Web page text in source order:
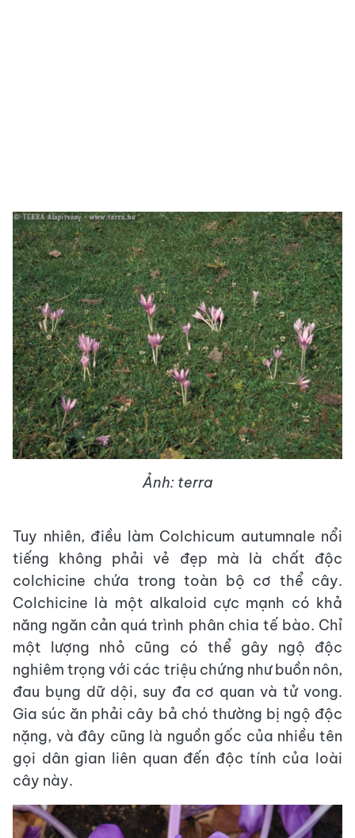
Ảnh: terra
Tuy nhiên, điều làm Colchicum autumnale nổi
tiếng không phải vẻ đẹp mà là chất độc
colchicine chứa trong toàn bộ cơ thể cây.
Colchicine là một alkaloid cực mạnh có khả
năng ngăn cản quá trình phân chia tế bào. Chỉ
một lượng nhỏ cũng có thể gây ngộ độc
nghiêm trọng với các triệu chứng như buồn nôn,
đau bụng dữ dội, suy đa cơ quan và tử vong.
Gia súc ăn phải cây bả chó thường bị ngộ độc
nặng, và đây cũng là nguồn gốc của nhiều tên
gọi dân gian liên quan đến độc tính của loài
cây này.